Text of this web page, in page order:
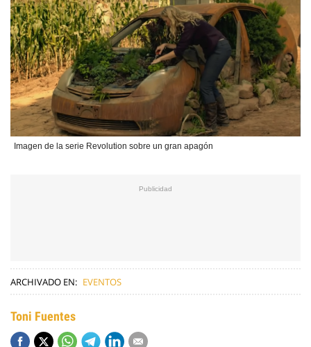
Imagen de la serie Revolution sobre un gran apagón
ARCHIVADO EN: EVENTOS
Toni Fuentes